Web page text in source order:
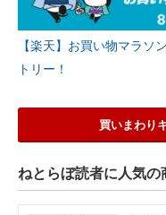
【楽天】お買い物マラソ
トリー！
買いまわり
ねとらぼ読者に人気の